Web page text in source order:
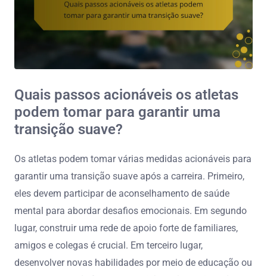
Quais passos acionáveis os atletas
podem tomar para garantir uma
transição suave?
Os atletas podem tomar várias medidas acionáveis para
garantir uma transição suave após a carreira. Primeiro,
eles devem participar de aconselhamento de saúde
mental para abordar desafios emocionais. Em segundo
lugar, construir uma rede de apoio forte de familiares,
amigos e colegas é crucial. Em terceiro lugar,
desenvolver novas habilidades por meio de educação ou